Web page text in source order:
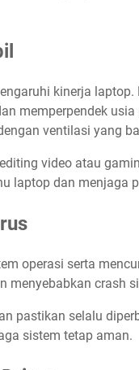
kinerja
memperpendek
ventilasi yang
video atau
laptop dan menjaga
operasi serta
menyebabkan crash
pastikan selalu
sistem tetap aman.